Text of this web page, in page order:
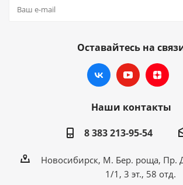
Оставайтесь на
Наши контакты
8 383 213-95-54
Новосибирск, М. Бер. роща, Пр.
1/1, 3 эт., 58 отд.